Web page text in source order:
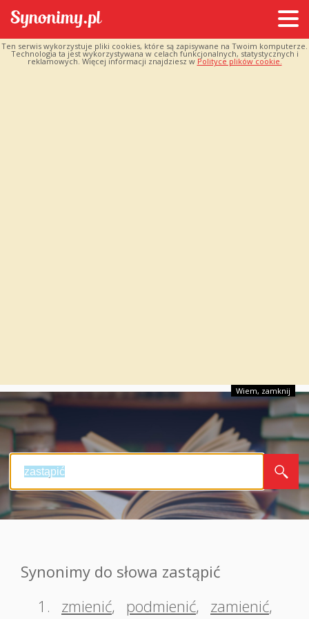
Ten serwis wykorzystuje pliki cookies, które są zapisywane na Twoim komputerze.
Technologia ta jest wykorzystywana w celach funkcjonalnych, statystycznych i
reklamowych. Więcej informacji znajdziesz w Polityce plików cookie.
Wiem, zamknij
Synonimy do słowa zastąpić
1.
zmienić, podmienić, zamienić,